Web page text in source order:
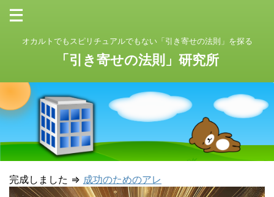
オカルトでもスピリチュアルでもない「引き寄せの法則」を探る
「引き寄せの法則」研究所
完成しました ⇒ 成功のためのアレ